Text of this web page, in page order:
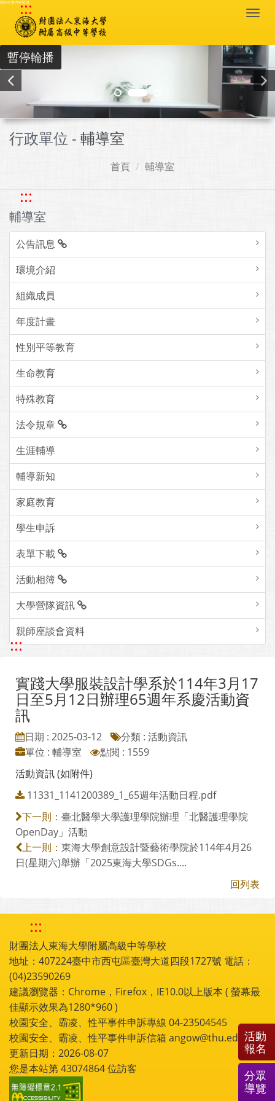
跳到主要內容區塊
:::
暫停輪播
行政單位 - 輔導室
首頁 輔導室
:::
輔導室
公告訊息
環境介紹
組織成員
年度計畫
性別平等教育
生命教育
特殊教育
法令規章
生涯輔導
輔導新知
家庭教育
學生申訴
表單下載
活動相簿
大學營隊資訊
親師座談會資料
:::
實踐大學服裝設計學系於114年3月17
日至5月12日辦理65週年系慶活動資
訊
日期 : 2025-03-12
分類 : 活動資訊
單位 : 輔導室
點閱 : 1559
活動資訊 (如附件)
11331_1141200389_1_65週年活動日程.pdf
下一則： 臺北醫學大學護理學院辦理「北醫護理學院
OpenDay」活動
上一則： 東海大學創意設計暨藝術學院於114年4月26
日(星期六)舉辦「2025東海大學SDGs....
回列表
:::
財團法人東海大學附屬高級中等學校
地址：407224臺中市西屯區臺灣大道四段1727號 電話：
(04)23590269
建議瀏覽器：Chrome，Firefox，IE10.0以上版本 ( 螢幕最
佳顯示效果為1280*960 )
校園安全、霸凌、性平事件申訴專線 04-23504545
校園安全、霸凌、性平事件申訴信箱 angow@thu.edu.tw
更新日期：2026-08-07
您是本站第43074864位訪客
活動
報名
分眾
導覽